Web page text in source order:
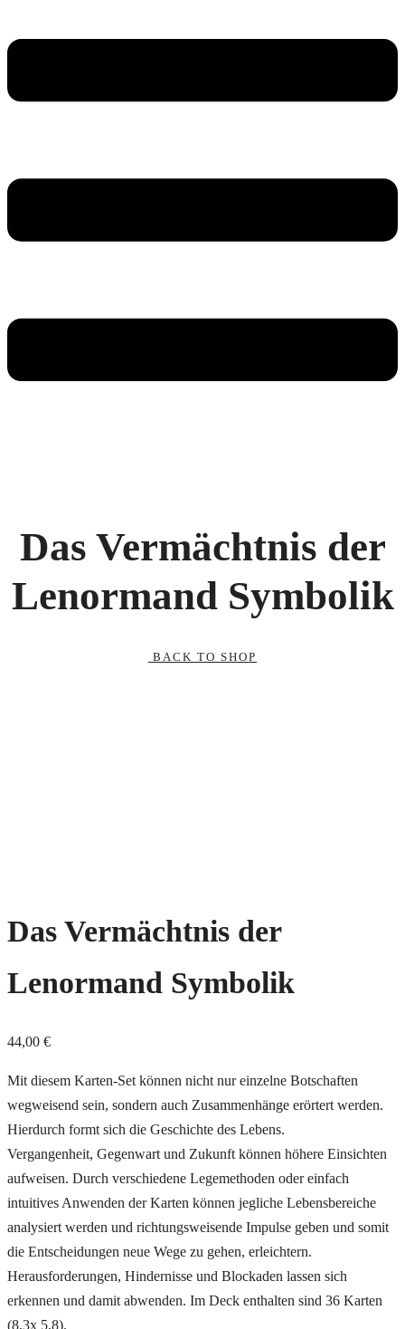
Das Vermächtnis der
Lenormand Symbolik
BACK TO SHOP
Das Vermächtnis der
Lenormand Symbolik
44,00 €
Mit diesem Karten-Set können nicht nur einzelne Botschaften
wegweisend sein, sondern auch Zusammenhänge erörtert werden.
Hierdurch formt sich die Geschichte des Lebens.
Vergangenheit, Gegenwart und Zukunft können höhere Einsichten
aufweisen. Durch verschiedene Legemethoden oder einfach
intuitives Anwenden der Karten können jegliche Lebensbereiche
analysiert werden und richtungsweisende Impulse geben und somit
die Entscheidungen neue Wege zu gehen, erleichtern.
Herausforderungen, Hindernisse und Blockaden lassen sich
erkennen und damit abwenden. Im Deck enthalten sind 36 Karten
(8,3x 5,8).